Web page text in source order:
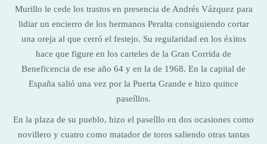
Murillo le cede los trastos en presencia de Andrés Vázquez para
lidiar un encierro de los hermanos Peralta consiguiendo cortar
una oreja al que cerró el festejo. Su regularidad en los éxitos
hace que figure en los carteles de la Gran Corrida de
Beneficencia de ese año 64 y en la de 1968. En la capital de
España salió una vez por la Puerta Grande e hizo quince
paseíllos.
En la plaza de su pueblo, hizo el paseíllo en dos ocasiones como
novillero y cuatro como matador de toros saliendo otras tantas